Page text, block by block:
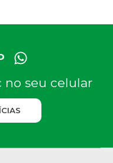
no seu celular